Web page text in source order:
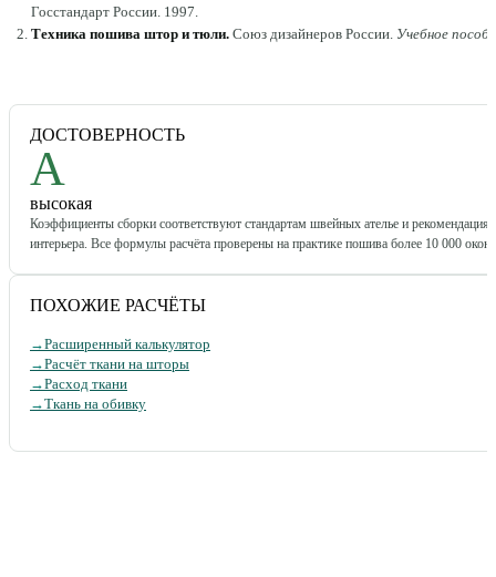
Госстандарт России. 1997.
Техника пошива штор и тюли. Союз дизайнеров России. Учебное
ДОСТОВЕРНОСТЬ
A
высокая
Коэффициенты сборки соответствуют стандартам швейных ателье и
интерьера. Все формулы расчёта проверены на практике пошива более 10 000 окон.
ПОХОЖИЕ РАСЧЁТЫ
→Расширенный калькулятор
→Расчёт ткани на шторы
→Расход ткани
→Ткань на обивку